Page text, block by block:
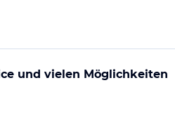
und vielen Möglichkeiten